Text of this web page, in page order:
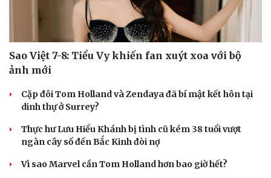
Sao Việt 7-8: Tiểu Vy khiến fan xuýt xoa với bộ
ảnh mới
Cặp đôi Tom Holland và Zendaya đã bí mật kết hôn tại
dinh thự ở Surrey?
Thực hư Lưu Hiểu Khánh bị tình cũ kém 38 tuổi vượt
ngàn cây số đến Bắc Kinh đòi nợ
Vì sao Marvel cần Tom Holland hơn bao giờ hết?